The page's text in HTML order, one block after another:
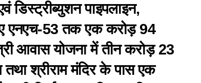
पाइपलाइन,
एनएच-53 तक एक करोड़ 94
आवास योजना में तीन करोड़ 23
तथा श्रीराम मंदिर के पास एक